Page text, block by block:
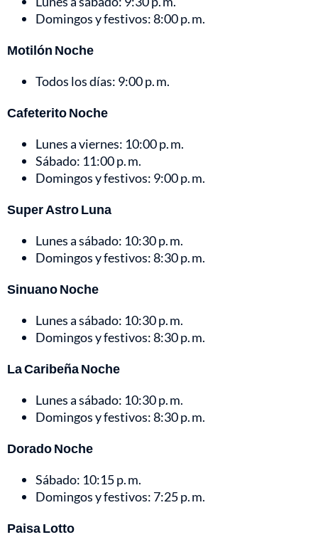
Domingos y festivos: 8:00 p. m.
Motilón Noche
Todos los días: 9:00 p. m.
Cafeterito Noche
Lunes a viernes: 10:00 p. m.
Sábado: 11:00 p. m.
Domingos y festivos: 9:00 p. m.
Super Astro Luna
Lunes a sábado: 10:30 p. m.
Domingos y festivos: 8:30 p. m.
Sinuano Noche
Lunes a sábado: 10:30 p. m.
Domingos y festivos: 8:30 p. m.
La Caribeña Noche
Lunes a sábado: 10:30 p. m.
Domingos y festivos: 8:30 p. m.
Dorado Noche
Sábado: 10:15 p. m.
Domingos y festivos: 7:25 p. m.
Paisa Lotto